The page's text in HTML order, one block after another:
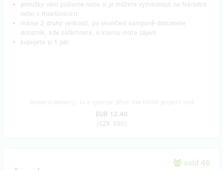
ponožky vám pošleme nebo si je můžete vyzvednout na Národce
nebo v Holešovicích
máme 2 druhy velikostí, po skončení kampaně dostanete
dotazník, kde zaškrtnete, o kterou máte zájem
kupujete si 1 pár
EUR 12.40
(CZK 300)
sold 46